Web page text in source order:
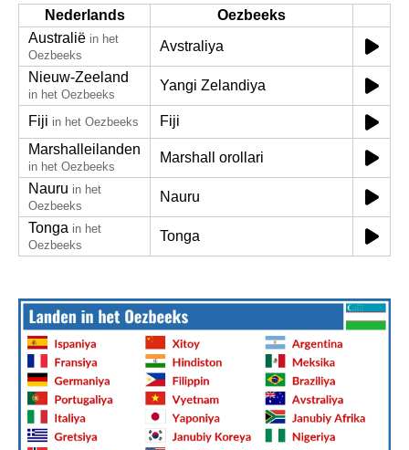
Nederlands
Oezbeeks
Australië in het
Oezbeeks
Avstraliya
Nieuw-Zeeland
in het Oezbeeks
Yangi Zelandiya
Fiji in het Oezbeeks
Fiji
Marshalleilanden
in het Oezbeeks
Marshall orollari
Nauru in het
Oezbeeks
Nauru
Tonga in het
Oezbeeks
Tonga